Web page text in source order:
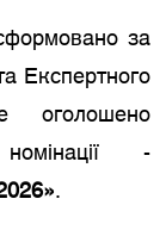
за
Експертного
оголошено
-
.